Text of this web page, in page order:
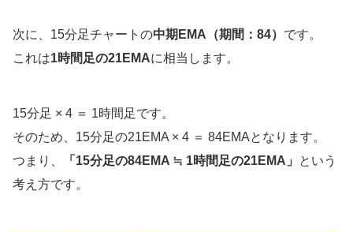
次に、15分足チャートの中期EMA（期間：84） です。
これは1時間足の21EMAに相当します。
15分足 × 4 ＝ 1時間足です。
そのため、15分足の21EMA × 4 ＝ 84EMAとなります。
つまり、
「15分足の84EMA ≒ 1時間足の21EMA」
という
考え方です。